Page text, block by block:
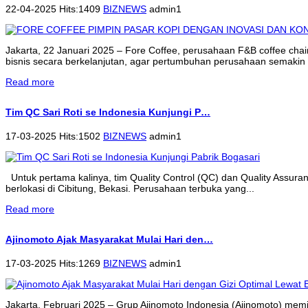
22-04-2025 Hits:1409 BIZNEWS admin1
Jakarta, 22 Januari 2025 – Fore Coffee, perusahaan F&B coffee
bisnis secara berkelanjutan, agar pertumbuhan perusahaan
Read more
Tim QC Sari Roti se Indonesia Kunjungi P…
17-03-2025 Hits:1502 BIZNEWS admin1
Untuk pertama kalinya, tim Quality Control (QC) dan Quality
berlokasi di Cibitung, Bekasi. Perusahaan terbuka yang...
Read more
Ajinomoto Ajak Masyarakat Mulai Hari den…
17-03-2025 Hits:1269 BIZNEWS admin1
Jakarta, Februari 2025 – Grup Ajinomoto Indonesia (Ajinomoto)